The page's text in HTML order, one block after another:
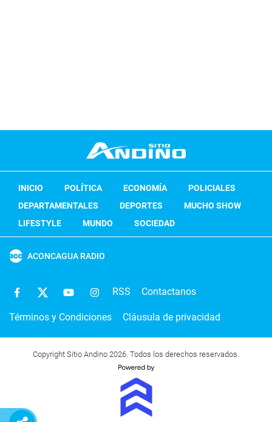
INICIO POLÍTICA ECONOMÍA
POLICIALES
DEPARTAMENTALES
DEPORTES
MUCHO SHOW
LIFESTYLE
MUNDO SOCIEDAD
ACONCAGUA RADIO
RSS Contactanos
Términos y Condiciones Cláusula de privacidad
Copyright Sitio Andino 2026. Todos los derechos reservados.